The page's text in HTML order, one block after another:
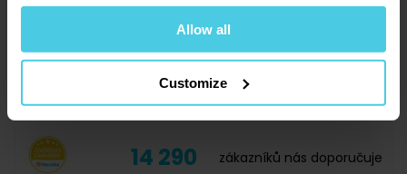
Allow all
Customize
Dobrý den, tento produkt je určen na 6
obale výrobku.
Přihlásit se
14 290 zákazníků nás doporučuje